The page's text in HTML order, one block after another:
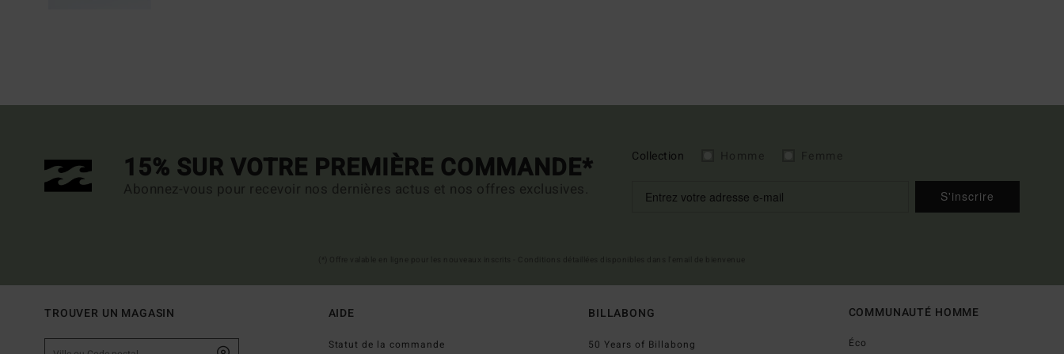
15% SUR VOTRE PREMIÈRE COMMANDE*
Abonnez-vous pour recevoir nos dernières actus et nos offres exclusives.
Collection
S'inscrire
TROUVER UN MAGASIN AIDE
Statut de la commande
BILLABONG
50 Years of Billabong
COMMUNAUTÉ HOMME
Éco